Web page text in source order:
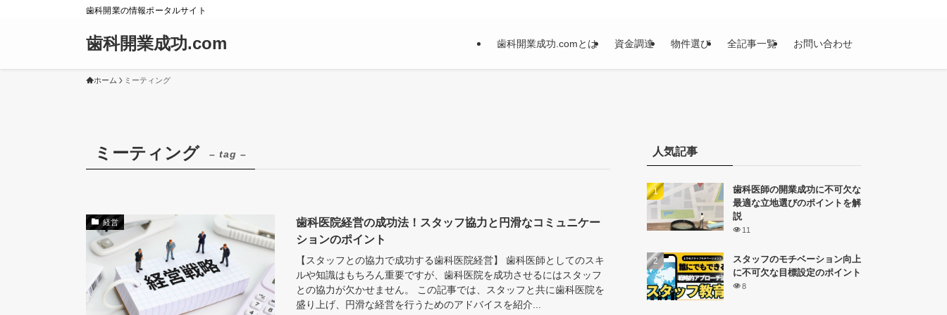
歯科開業の情報ポータルサイト
歯科開業成功.com 歯科開業成功.comとは 資金調達 物件選び 全記事一覧 お問い合わせ
ホーム ミーティング
ミーティング – tag –
経営
歯科医院経営の成功法！スタッフ協力と円滑なコミュニケー
ションのポイント
【スタッフとの協力で成功する歯科医院経営】 歯科医師としてのスキ
ルや知識はもちろん重要ですが、歯科医院を成功させるにはスタッフ
との協力が欠かせません。 この記事では、スタッフと共に歯科医院を
盛り上げ、円滑な経営を行うためのアドバイスを紹介...
人気記事
歯科医師の開業成功に不可欠な
最適な立地選びのポイントを解
説
11
スタッフのモチベーション向上
に不可欠な目標設定のポイント
8